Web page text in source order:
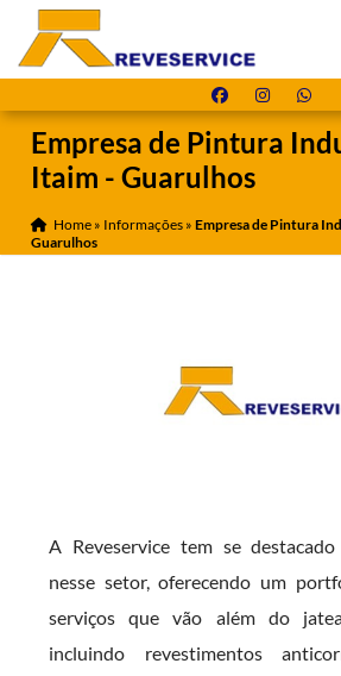
Empresa de Pintura
Itaim - Guarulhos
Home » Informações »Empresa de Pintura
Guarulhos
A Reveservice tem se
nesse setor, oferecendo um
serviços que vão além do
incluindo revestimentos